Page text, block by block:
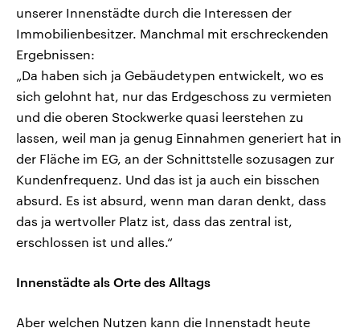
unserer Innenstädte durch die Interessen der
Immobilienbesitzer. Manchmal mit erschreckenden
Ergebnissen:
„Da haben sich ja Gebäudetypen entwickelt, wo es
sich gelohnt hat, nur das Erdgeschoss zu vermieten
und die oberen Stockwerke quasi leerstehen zu
lassen, weil man ja genug Einnahmen generiert hat in
der Fläche im EG, an der Schnittstelle sozusagen zur
Kundenfrequenz. Und das ist ja auch ein bisschen
absurd. Es ist absurd, wenn man daran denkt, dass
das ja wertvoller Platz ist, dass das zentral ist,
erschlossen ist und alles.“
Innenstädte als Orte des Alltags
Aber welchen Nutzen kann die Innenstadt heute